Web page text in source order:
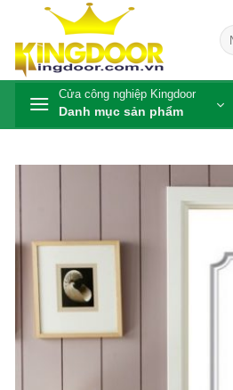
nội
dung
Tìm
Cửa công nghiệp Kingdoor
Danh mục sản phẩm